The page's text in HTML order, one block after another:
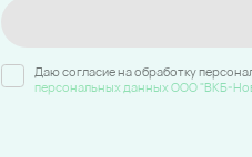
Даю согласие на обработку
персональных данных ООО "ВКБ-